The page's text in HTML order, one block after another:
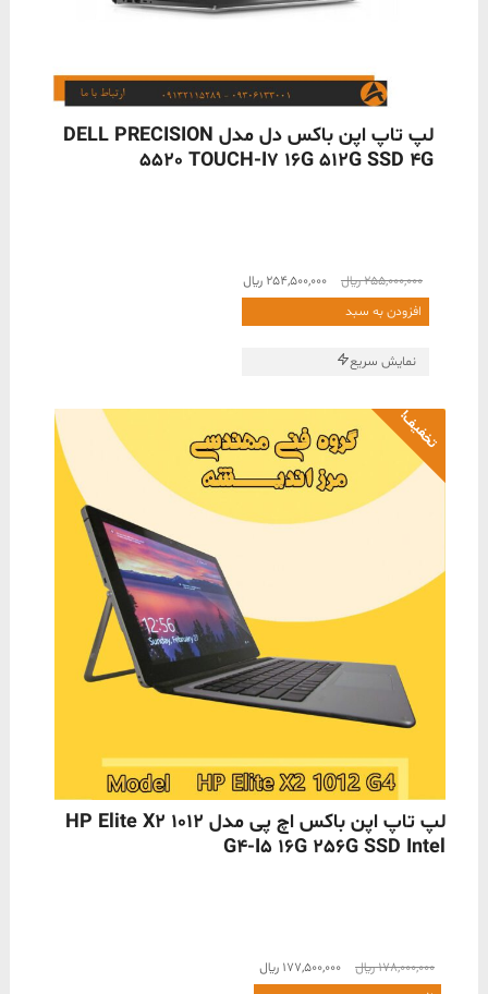
ناموجود
لپ تاپ اپن باکس دل مدل DELL PRECISION
5520 TOUCH-I7 16G 512G SSD 4G
255,000,000﷼
قیمت
اصلی
254,500,000 ﷼قیمت
فعلی
افزودن به سبد
نمایش سریع
تخفیف!
ناموجود
لپ تاپ اپن باکس اچ پی مدل HP Elite X2 1012
G4-I5 16G 256G SSD Intel
178,000,000﷼
قیمت
اصلی
177,500,000 ﷼قیمت
فعلی